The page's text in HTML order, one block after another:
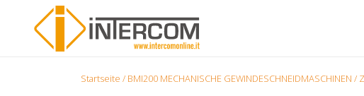
Startseite / BMI200 MECHANISCHE GEWINDESCHNEIDMASCHINEN /